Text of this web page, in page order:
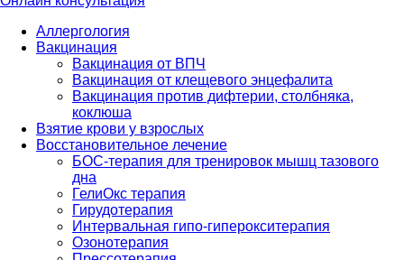
Аллергология
Вакцинация
Вакцинация от ВПЧ
Вакцинация от клещевого энцефалита
Вакцинация против дифтерии, столбняка,
коклюша
Взятие крови у взрослых
Восстановительное лечение
БОС-терапия для тренировок мышц тазового
дна
ГелиОкс терапия
Гирудотерапия
Интервальная гипо-гиперокситерапия
Озонотерапия